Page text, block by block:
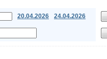
20.04.2026 24.04.2026